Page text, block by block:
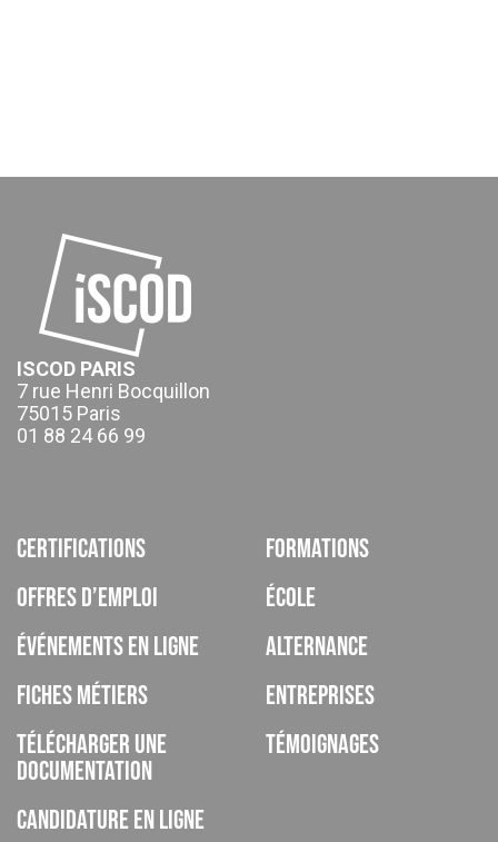
ISCOD PARIS
7 rue Henri Bocquillon
75015 Paris
01 88 24 66 99
Formations
École
Alternance
Entreprises
Témoignages
Certifications
Offres d’emploi
Événements en ligne
Fiches métiers
Télécharger une
documentation
Candidature en ligne